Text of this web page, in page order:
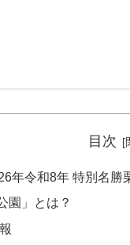
目次
年令和8年 特別名
園」とは？